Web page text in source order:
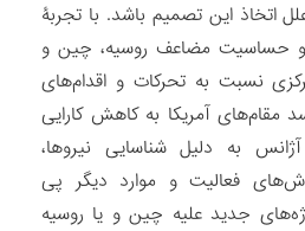
اتخاذ این تصمیم باشد. با تجربۀ
حساسیت مضاعف روسیه، چین و
نسبت به تحرکات و اقدام‌های
مقام‌های آمریکا به کاهش کارایی
به دلیل شناسایی نیروها،
فعالیت و موارد دیگر پی
جدید علیه چین و یا روسیه